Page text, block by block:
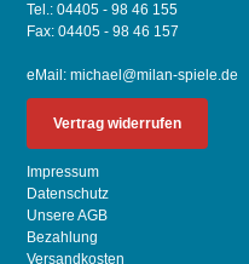
Tel.: 04405 - 98 46 155
Fax: 04405 - 98 46 157
eMail:michael@milan-spiele.de
Vertrag widerrufen
Impressum
Datenschutz
Unsere AGB
Bezahlung
Versandkosten